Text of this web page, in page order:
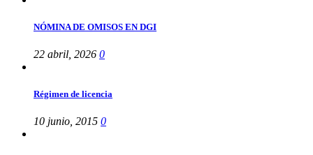
NÓMINA DE OMISOS EN DGI
22 abril, 2026 0
Régimen de licencia
10 junio, 2015 0